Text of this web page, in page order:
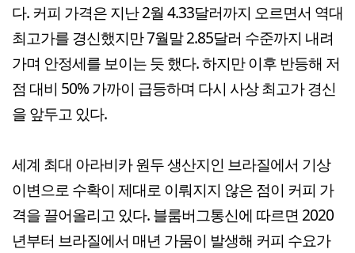
다. 커피 가격은 지난 2월 4.33달러까지 오르면서 역대
최고가를 경신했지만 7월말 2.85달러 수준까지 내려
가며 안정세를 보이는 듯 했다. 하지만 이후 반등해 저
점 대비 50% 가까이 급등하며 다시 사상 최고가 경신
을 앞두고 있다.
세계 최대 아라비카 원두 생산지인 브라질에서 기상
이변으로 수확이 제대로 이뤄지지 않은 점이 커피 가
격을 끌어올리고 있다. 블룸버그통신에 따르면 2020
년부터 브라질에서 매년 가뭄이 발생해 커피 수요가